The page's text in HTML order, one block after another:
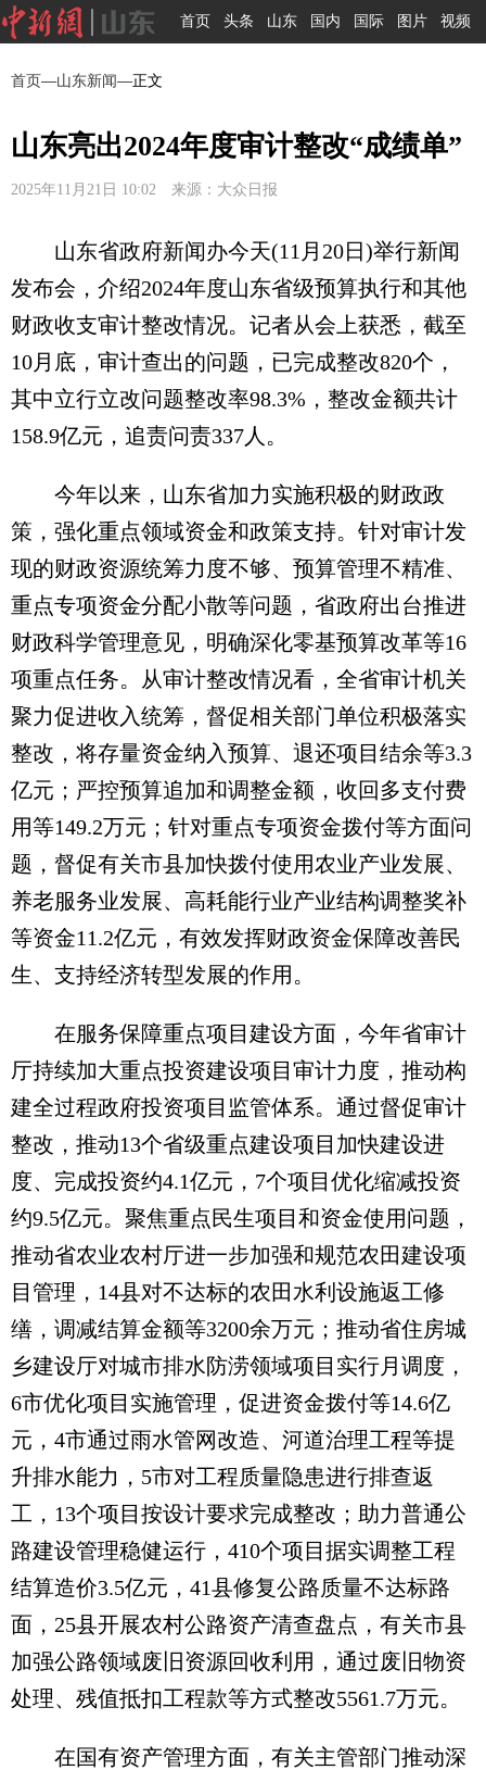
首页 头条 山东 国内 国际 图片 视频
首页—山东新闻—正文
山东亮出2024年度审计整改“成绩单”
2025年11月21日 10:02 来源：大众日报
山东省政府新闻办今天(11月20日)举行新闻
发布会，介绍2024年度山东省级预算执行和其他
财政收支审计整改情况。记者从会上获悉，截至
10月底，审计查出的问题，已完成整改820个，
其中立行立改问题整改率98.3%，整改金额共计
158.9亿元，追责问责337人。
今年以来，山东省加力实施积极的财政政
策，强化重点领域资金和政策支持。针对审计发
现的财政资源统筹力度不够、预算管理不精准、
重点专项资金分配小散等问题，省政府出台推进
财政科学管理意见，明确深化零基预算改革等16
项重点任务。从审计整改情况看，全省审计机关
聚力促进收入统筹，督促相关部门单位积极落实
整改，将存量资金纳入预算、退还项目结余等3.3
亿元；严控预算追加和调整金额，收回多支付费
用等149.2万元；针对重点专项资金拨付等方面问
题，督促有关市县加快拨付使用农业产业发展、
养老服务业发展、高耗能行业产业结构调整奖补
等资金11.2亿元，有效发挥财政资金保障改善民
生、支持经济转型发展的作用。
在服务保障重点项目建设方面，今年省审计
厅持续加大重点投资建设项目审计力度，推动构
建全过程政府投资项目监管体系。通过督促审计
整改，推动13个省级重点建设项目加快建设进
度、完成投资约4.1亿元，7个项目优化缩减投资
约9.5亿元。聚焦重点民生项目和资金使用问题，
推动省农业农村厅进一步加强和规范农田建设项
目管理，14县对不达标的农田水利设施返工修
缮，调减结算金额等3200余万元；推动省住房城
乡建设厅对城市排水防涝领域项目实行月调度，
6市优化项目实施管理，促进资金拨付等14.6亿
元，4市通过雨水管网改造、河道治理工程等提
升排水能力，5市对工程质量隐患进行排查返
工，13个项目按设计要求完成整改；助力普通公
路建设管理稳健运行，410个项目据实调整工程
结算造价3.5亿元，41县修复公路质量不达标路
面，25县开展农村公路资产清查盘点，有关市县
加强公路领域废旧资源回收利用，通过废旧物资
处理、残值抵扣工程款等方式整改5561.7万元。
在国有资产管理方面，有关主管部门推动深